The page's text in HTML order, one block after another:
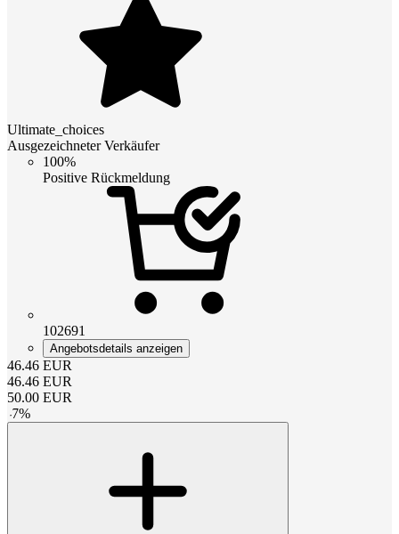
Ultimate_choices
Ausgezeichneter Verkäufer
100%
Positive Rückmeldung
102691
Angebotsdetails anzeigen
46.46 EUR
46.46 EUR
50.00 EUR
-7%